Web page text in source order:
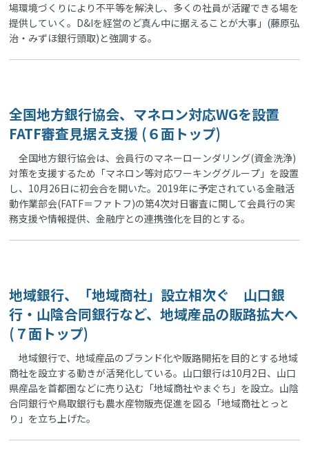
場環境づくりにより不平等を解決し、多くの社員が活躍できる場を
提供していく。D&Iを経営のど真ん中に据えることが大事」(藤原弘
治・みずほ銀行頭取)と強調する。
全国地方銀行協会、マネロン対応WGを設置
FATF審査見据え支援 (６面トップ)
全国地方銀行協会は、会員行のマネーローンダリング(資金洗浄)
対策を支援するため「マネロン等対応ワーキンググループ」を設置
し、10月26日に初会合を開いた。2019年に予定されている金融活
動作業部会(FATF＝ファトフ)の第4次対日審査に関して会員行の実
務支援や情報提供、金融庁との連携強化を目的とする。
地域銀行、「地域商社」設立相次ぐ 山口銀
行・山陰合同銀行など、地域産品の販路拡大へ
(７面トップ)
地域銀行で、地域産品のブランド化や販路開拓を目的とする地域
商社を設立する動きが活発化している。山口銀行は10月2日、山口
県産品を首都圏などに売り込む「地域商社やまぐち」を設立。山陰
合同銀行や鳥取銀行も農水産物販売促進を図る「地域商社とっと
り」を立ち上げた。